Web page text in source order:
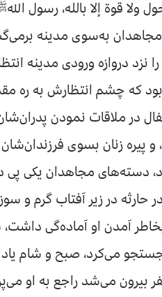
قوة إلا بالله، رسول
مجاهدان به‌سوی مدینه
نزد دروازه ورودی مدینه
بود كه چشم انتظارش به ره
در ملاقات نمودن
زنان بسوی فرزندان‌شان
دسته‌های مجاهدان یكی پی
حارثه در زیر آفتاب گرم و
آمدن او آماده‌گی
جستجو می‌كرد، صبح و شام
بیرون می‌شد راجع به او